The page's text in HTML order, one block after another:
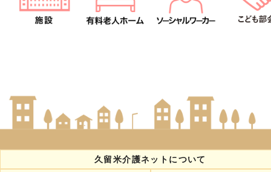
久留米介護ネットについて